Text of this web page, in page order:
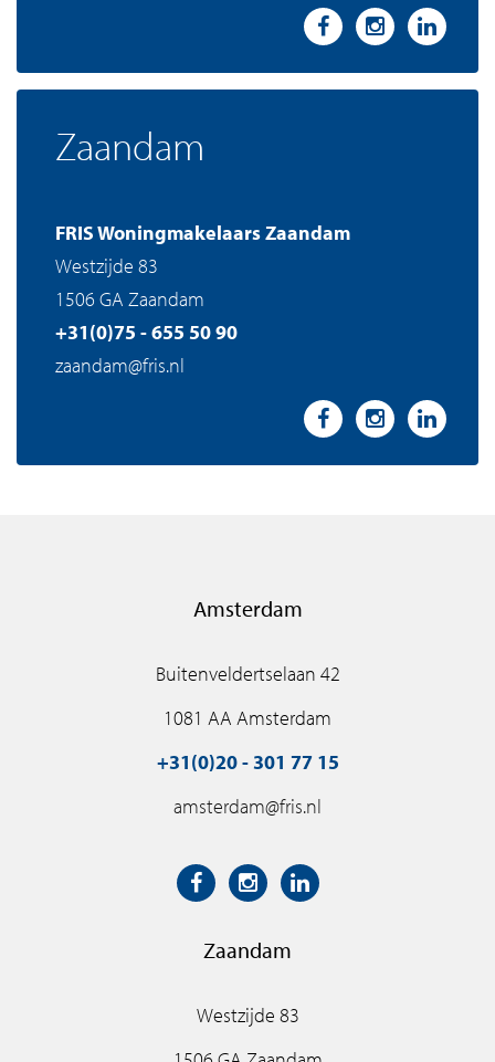
Zaandam
FRIS Woningmakelaars Zaandam
Westzijde 83
1506 GA Zaandam
+31(0)75 - 655 50 90
zaandam@fris.nl
Amsterdam
Buitenveldertselaan 42
1081 AA Amsterdam
+31(0)20 - 301 77 15
amsterdam@fris.nl
Zaandam
Westzijde 83